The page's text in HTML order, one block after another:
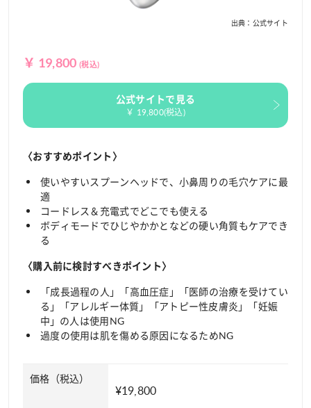
出典：公式サイト
￥ 19,800 (税込)
公式サイトで見る
￥ 19,800(税込)
〈おすすめポイント〉
使いやすいスプーンヘッドで、小鼻周りの毛穴ケアに最
適
コードレス＆充電式でどこでも使える
ボディモードでひじやかかとなどの硬い角質もケアでき
る
〈購入前に検討すべきポイント〉
「成長過程の人」「高血圧症」「医師の治療を受けてい
る」「アレルギー体質」「アトピー性皮膚炎」「妊娠
中」の人は使用NG
過度の使用は肌を傷める原因になるためNG
価格（税込）
¥19,800